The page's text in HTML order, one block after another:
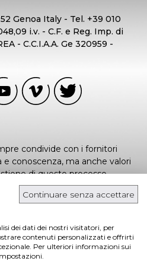
Genoa Italy - Tel. +39 010
i.v. - C.F. e Reg. Imp. di
- C.C.I.A.A. Ge 320959 -
condivide con i fornitori
e conoscenza, ma anche valori
di questo processo,
Vendor Hub, una piattaforma
e condivisione in tempo reale
e contrattuali.
Continuare senza accettare
dei dati dei nostri visitatori, per
contenuti personalizzati e offrirti
Per ulteriori informazioni sui